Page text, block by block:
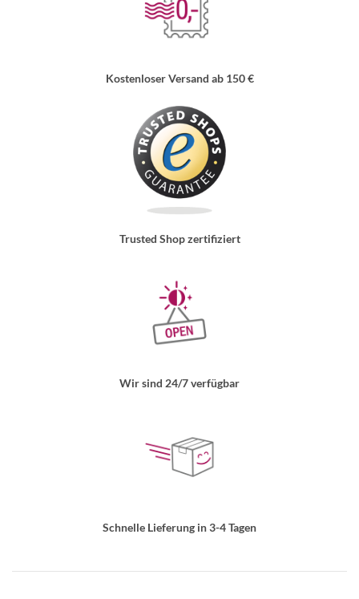
Kostenloser Versand ab 150 €
Trusted Shop zertifiziert
Wir sind 24/7 verfügbar
Schnelle Lieferung in 3-4 Tagen